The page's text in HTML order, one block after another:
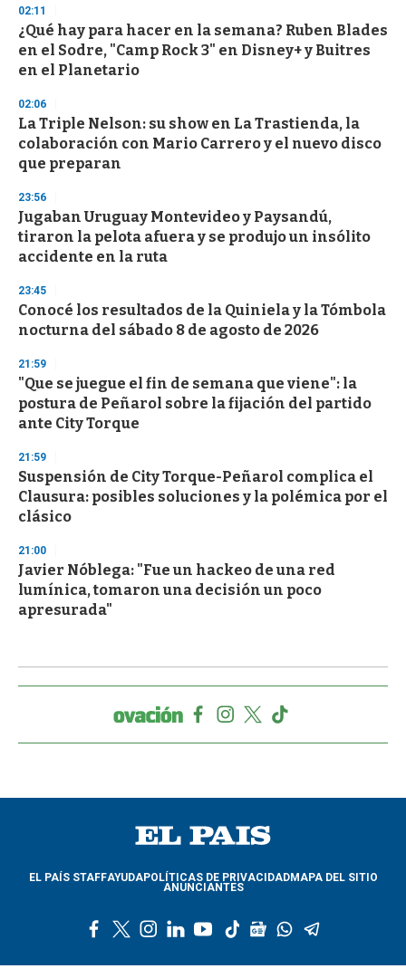
s
c
o
n
02:11
¿Qué hay para hacer en la semana? Ruben Blades
en el Sodre, "Camp Rock 3" en Disney+ y Buitres
en el Planetario
02:06
La Triple Nelson: su show en La Trastienda, la
colaboración con Mario Carrero y el nuevo disco
que preparan
23:56
Jugaban Uruguay Montevideo y Paysandú,
tiraron la pelota afuera y se produjo un insólito
accidente en la ruta
23:45
Conocé los resultados de la Quiniela y la Tómbola
nocturna del sábado 8 de agosto de 2026
21:59
"Que se juegue el fin de semana que viene": la
postura de Peñarol sobre la fijación del partido
ante City Torque
21:59
Suspensión de City Torque-Peñarol complica el
Clausura: posibles soluciones y la polémica por el
clásico
21:00
Javier Nóblega: "Fue un hackeo de una red
lumínica, tomaron una decisión un poco
apresurada"
EL PAÍS STAFFAYUDAPOLÍTICAS DE PRIVACIDADMAPA DEL SITIO
ANUNCIANTES
c
w
i
s
l
n
y
u
t
k
g
o
w
a
l